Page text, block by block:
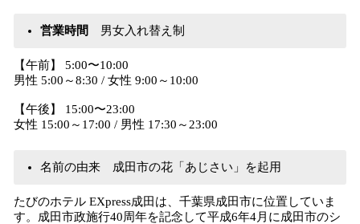
営業時間 男女入れ替え制
【午前】 5:00〜10:00
男性 5:00～8:30 / 女性 9:00～10:00
【午後】 15:00〜23:00
女性 15:00～17:00 / 男性 17:30～23:00
名前の由来 成田市の花「あじさい」を起用
たびのホテル EXpress成⽥は、千葉県成⽥市に位置していま
す。成⽥市政施⾏40周年を記念して平成6年4⽉に成田市のシ